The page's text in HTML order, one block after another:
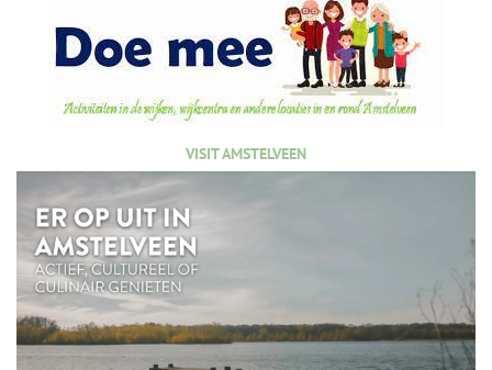
VISIT AMSTELVEEN